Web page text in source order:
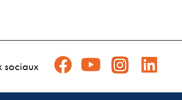
sociaux